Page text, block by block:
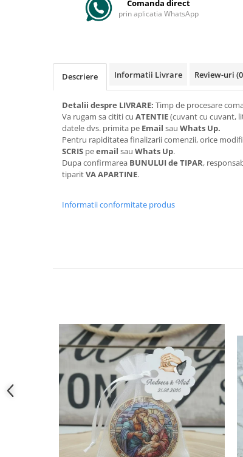
Comanda direct
prin aplicatia WhatsApp
Descriere Informatii Livrare Review-uri
Detalii despre LIVRARE: Timp de procesare
Va rugam sa cititi cu ATENTIE(cuvant cu cuvant,
datele dvs. primita pe Email sau Whats Up.
Pentru rapiditatea finalizarii comenzii, orice
SCRIS peemail sau Whats Up.
Dupa confirmarea BUNULUI de TIPAR,
tiparitVA APARTINE.
Informatii conformitate produs